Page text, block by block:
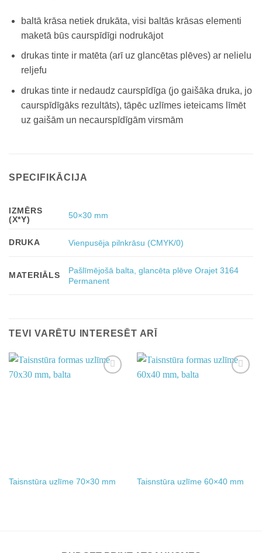
baltā krāsa netiek drukāta, visi baltās krāsas elementi
maketā būs caurspīdīgi nodrukājot
drukas tinte ir matēta (arī uz glancētas plēves) ar nelielu
reljefu
drukas tinte ir nedaudz caurspīdīga (jo gaišāka druka, jo
caurspīdīgāks rezultāts), tāpēc uzlīmes ieteicams līmēt
uz gaišām un necaurspīdīgām virsmām
SPECIFIKĀCIJA
IZMĒRS
(X*Y)
50×30 mm
DRUKA Vienpusēja pilnkrāsu (CMYK/0)
MATERIĀLS
Pašlīmējošā balta, glancēta plēve Orajet 3164
Permanent
TEVI VARĒTU INTERESĒT ARĪ
Taisnstūra uzlīme 70×30 mm Taisnstūra uzlīme 60×40 mm